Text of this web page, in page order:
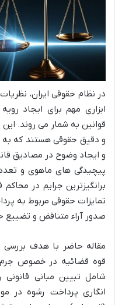
در نظام حقوقی ایران،
ابزاری مهم برای ایجاد
قوانین به شمار می روند.
و دقیق حقوقی هستند که به
و ایجاد وضوح در مصادیق
پیچیدگی های ماهوی و
برانگیزترین جرایم در
تمایزات حقوقی مربوط به
صدور آراء متناقض و تضییع
مقاله حاضر با هدف بررسی
قوه قضائیه در خصوص
شامل تبیین مبانی